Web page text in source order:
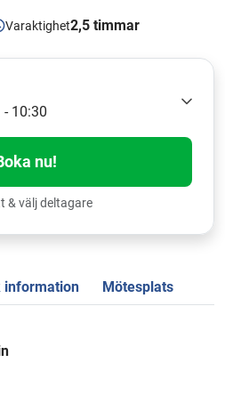
Varaktighet2,5 timmar
10:30
nu!
& välj deltagare
information Mötesplats